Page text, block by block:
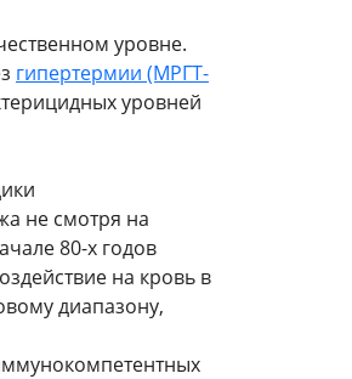
уровне.
гипертермии (МРГТ-
уровней
не смотря на
80-х годов
на кровь в
диапазону,